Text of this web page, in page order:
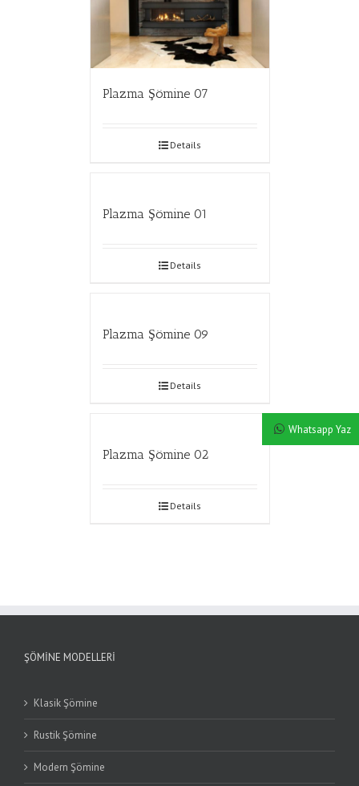
Plazma Şömine 07
Details
Plazma Şömine 01
Details
Plazma Şömine 09
Details
Plazma Şömine 02
Details
ŞÖMINE MODELLERI
Klasik Şömine
Rustik Şömine
Modern Şömine
Whatsapp Yaz